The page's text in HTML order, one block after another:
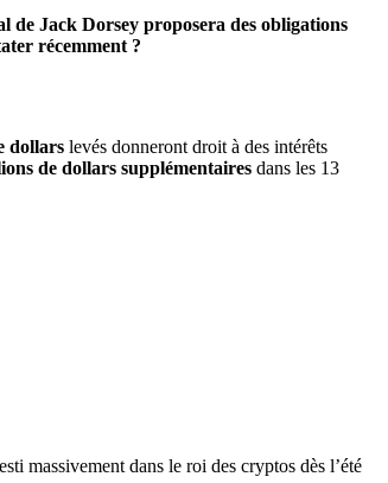
de Jack Dorsey proposera des obligations
récemment ?
dollars levés donneront droit à des intérêts
de dollars supplémentaires dans les 13
massivement dans le roi des cryptos dès l’été